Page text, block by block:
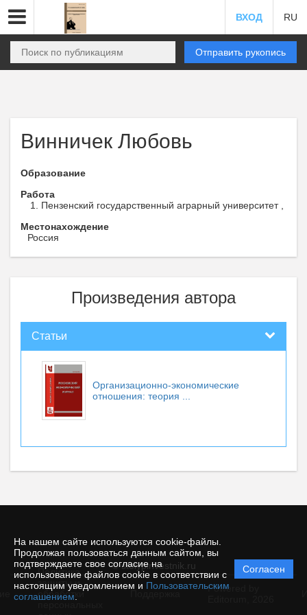
На нашем сайте используются cookie-файлы.
Продолжая пользоваться данным сайтом, вы
подтверждаете свое согласие на
использование файлов cookie в соответствии с
настоящим уведомлением и Пользовательским
соглашением
Согласен
ВХОД RU
Отправить рукопись
Винничек Любовь
Образование
Работа
Пензенский государственный аграрный университет ,
Местонахождение
Россия
Произведения автора
Статьи
Организационно-экономические
отношения: теория ...
© stolypinvestnik.ru
Политика
защиты и
обработки
Powered by